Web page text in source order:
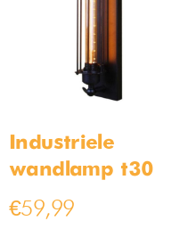
onze collectie
Bij Bamled geven we onze
Vooral als het gaat om
dat er genoeg lampen te
iedereen zit er wat tussen!
Heb je wat inspiratie nodig?
staande lamp voor in je
je bijna overal kwijt. Je kunt
bijvoorbeeld neerzetten
wel een vloerlamp die je
een staande lamp is in een